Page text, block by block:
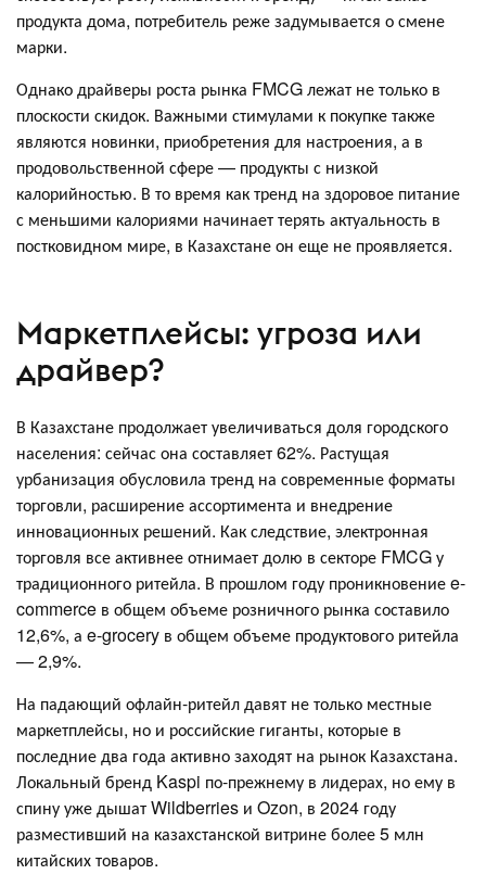
продукта дома, потребитель реже задумывается о смене
марки.
Однако драйверы роста рынка FMCG лежат не только в
плоскости скидок. Важными стимулами к покупке также
являются новинки, приобретения для настроения, а в
продовольственной сфере — продукты с низкой
калорийностью. В то время как тренд на здоровое питание
с меньшими калориями начинает терять актуальность в
постковидном мире, в Казахстане он еще не проявляется.
Маркетплейсы: угроза или
драйвер?
В Казахстане продолжает увеличиваться доля городского
населения: сейчас она составляет 62%. Растущая
урбанизация обусловила тренд на современные форматы
торговли, расширение ассортимента и внедрение
инновационных решений. Как следствие, электронная
торговля все активнее отнимает долю в секторе FMCG у
традиционного ритейла. В прошлом году проникновение e-
commerce в общем объеме розничного рынка составило
12,6%, а e-grocery в общем объеме продуктового ритейла
— 2,9%.
На падающий офлайн-ритейл давят не только местные
маркетплейсы, но и российские гиганты, которые в
последние два года активно заходят на рынок Казахстана.
Локальный бренд Kaspi по-прежнему в лидерах, но ему в
спину уже дышат Wildberries и Ozon, в 2024 году
разместивший на казахстанской витрине более 5 млн
китайских товаров.